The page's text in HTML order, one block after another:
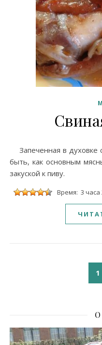
Запеченная в духовке свиная рулька, которая может
быть, как основным
закуской к пиву.
Время: 3 часа
1